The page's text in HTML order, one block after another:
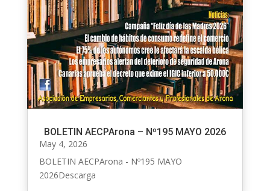
BOLETIN AECPArona – Nº195 MAYO 2026
May 4, 2026
BOLETIN AECPArona - Nº195 MAYO
2026Descarga